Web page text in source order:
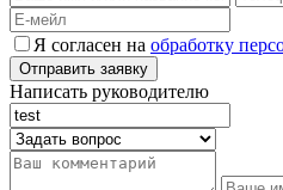
Я согласен на обработку
Написать руководителю